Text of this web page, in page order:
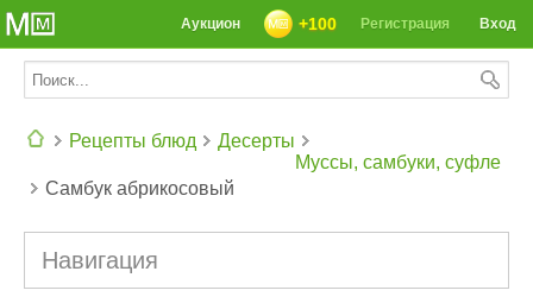
СЕГОДНЯ: 39142 РЕЦЕПТА
Вход
Регистрация
+100
Аукцион
Рецепты блюд
Десерты
Муссы, самбуки, суфле
Самбук абрикосовый
Навигация